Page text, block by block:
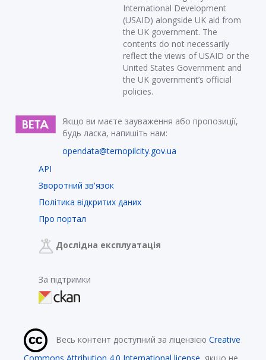
International Development
(USAID) alongside UK aid from
the UK government. The
contents do not necessarily
reflect the views of USAID or the
United States Government and
the UK government’s official
policies.
Якщо ви маєте зауваження або пропозиції,
будь ласка, напишіть нам:
opendata@ternopilcity.gov.ua
API
Зворотний зв'язок
Політика відкритих даних
Про портал
Дослідна експлуатація
За підтримки
Весь контент доступний за ліцензією Creative